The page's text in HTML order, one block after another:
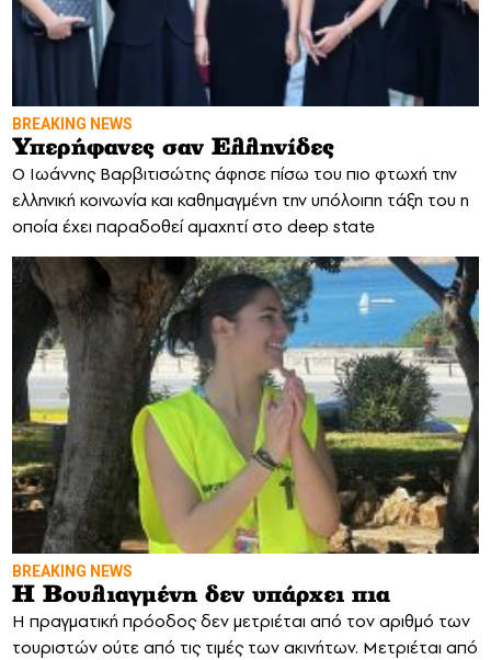
BREAKING NEWS
Υπερήφανες σαν Ελληνίδες
O Iωάννης Βαρβιτισώτης άφησε πίσω του πιο φτωχή την
ελληνική κοινωνία και καθημαγμένη την υπόλοιπη τάξη του η
οποία έχει παραδοθεί αμαχητί στο deep state
BREAKING NEWS
Η Βουλιαγμένη δεν υπάρχει πια
Η πραγματική πρόοδος δεν μετριέται από τον αριθμό των
τουριστών ούτε από τις τιμές των ακινήτων. Μετριέται από